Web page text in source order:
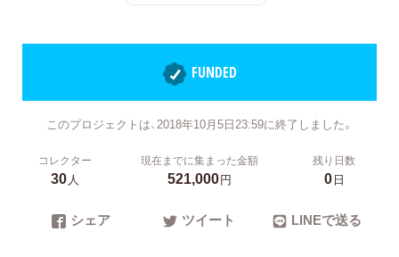
FUNDED
このプロジェクトは、2018年10月5日23:59に終了しました。
コレクター
30人
現在までに集まった金額
521,000円
残り日数
0日
シェア ツイート LINEで送る